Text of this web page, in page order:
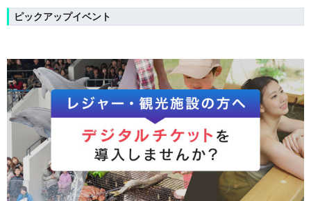
ピックアップイベント